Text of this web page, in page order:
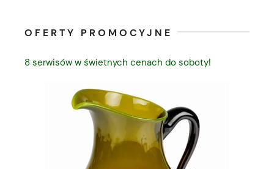
OFERTY PROMOCYJNE
8 serwisów w świetnych cenach do soboty!